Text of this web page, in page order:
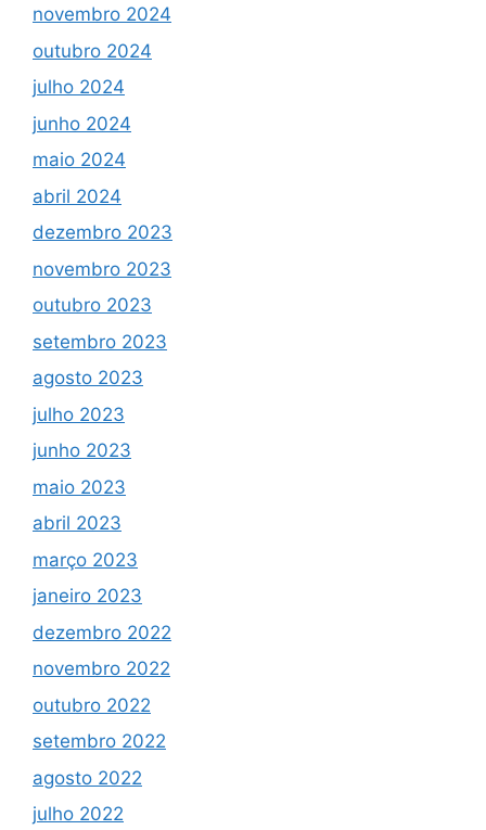
novembro 2024
outubro 2024
julho 2024
junho 2024
maio 2024
abril 2024
dezembro 2023
novembro 2023
outubro 2023
setembro 2023
agosto 2023
julho 2023
junho 2023
maio 2023
abril 2023
março 2023
janeiro 2023
dezembro 2022
novembro 2022
outubro 2022
setembro 2022
agosto 2022
julho 2022